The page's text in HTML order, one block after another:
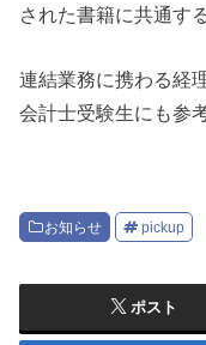
された書籍に共通す
連結業務に携わる経
会計士受験生にも参
お知らせ pickup
ポスト